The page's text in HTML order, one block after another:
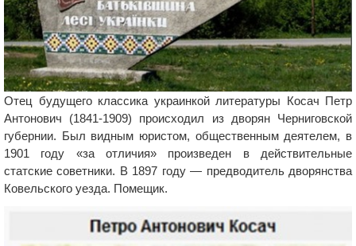
Отец будущего классика украинкой литературы Косач Петр
Антонович (1841-1909) происходил из дворян Черниговской
губернии. Был видным юристом, общественным деятелем, в
1901 году «за отличия» произведен в действительные
статские советники. В 1897 году — предводитель дворянства
Ковельского уезда. Помещик.